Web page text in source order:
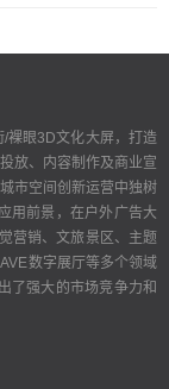
裸眼3D文化大屏，打造
放、内容制作及商业宣
市空间创新运营中独树
用前景，在户外广告大
营销、文旅景区、主题
数字展厅等多个领域
了强大的市场竞争力和